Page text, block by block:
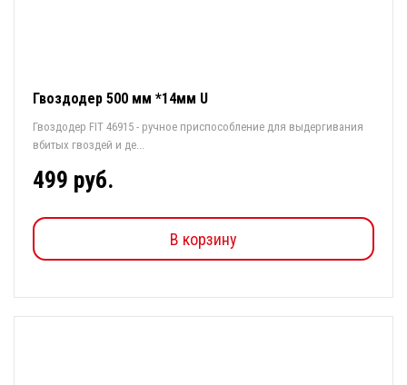
Гвоздодер 500 мм *14мм U
Гвоздодер FIT 46915 - ручное приспособление для выдергивания
вбитых гвоздей и де...
499 руб.
В корзину